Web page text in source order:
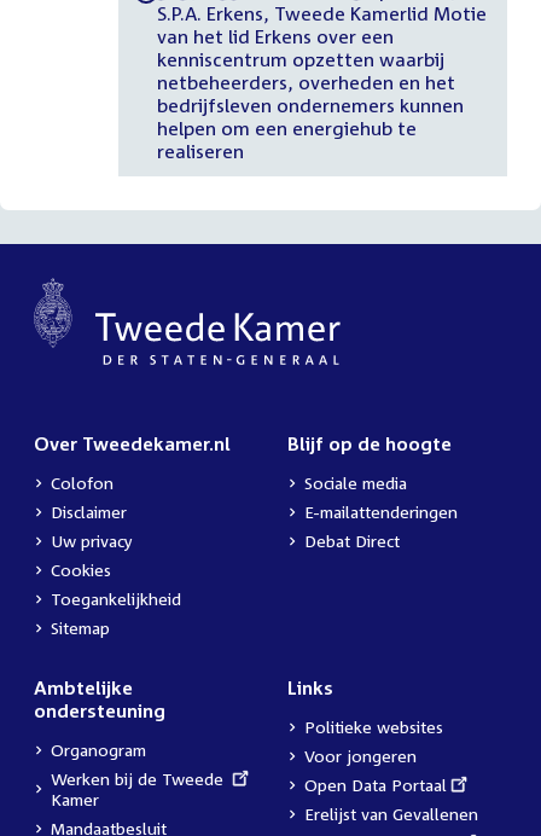
S.P.A. Erkens, Tweede Kamerlid Motie
van het lid Erkens over een
kenniscentrum opzetten waarbij
netbeheerders, overheden en het
bedrijfsleven ondernemers kunnen
helpen om een energiehub te
realiseren
Over Tweedekamer.nl
Colofon
Disclaimer
Uw privacy
Cookies
Toegankelijkheid
Sitemap
Blijf op de hoogte
Sociale media
E-mailattenderingen
Debat Direct
Ambtelijke
ondersteuning
Organogram
External
link:
Werken bij de Tweede
Kamer
Mandaatbesluit
Links
Politieke websites
Voor jongeren
External
link:
Open Data Portaal
Erelijst van Gevallenen